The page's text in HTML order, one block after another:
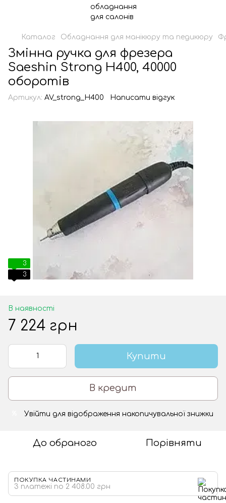
Каталог Обладнання для манікюру та педикюру
Змінна ручка для фрезера
Saeshin Strong H400, 40000
оборотів
Артикул: AV_strong_H400 Написати відгук
3
3
В наявності
7 224 грн
Купити
В кредит
Увійти для відображення накопичувальної знижки
До обраного Порівняти
ПОКУПКА ЧАСТИНАМИ
3 платежі по 2 408.00 грн